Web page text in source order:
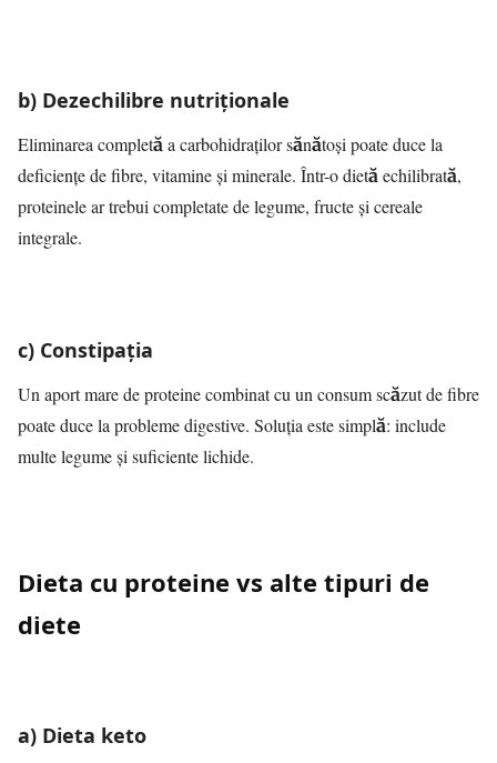
b) Dezechilibre nutriționale
Eliminarea completă a carbohidraților sănătoși poate duce la
deficiențe de fibre, vitamine și minerale. Într-o dietă echilibrată,
proteinele ar trebui completate de legume, fructe și cereale
integrale.
c) Constipația
Un aport mare de proteine combinat cu un consum scăzut de fibre
poate duce la probleme digestive. Soluția este simplă: include
multe legume și suficiente lichide.
Dieta cu proteine vs alte tipuri de
diete
a) Dieta keto